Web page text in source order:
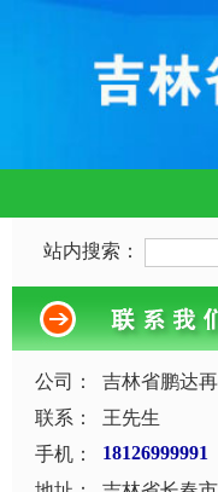
站内搜索：
公司：
吉林省鹏达
联系：
王先生
手机：
18126999991